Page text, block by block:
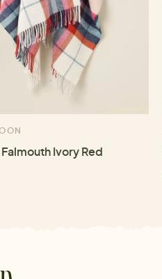
Ivory Red